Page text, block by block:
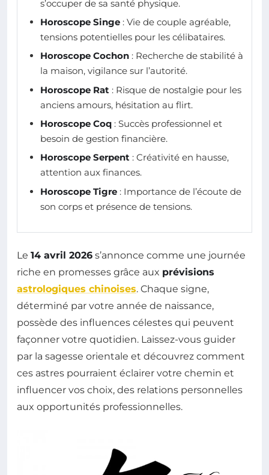
s’occuper de sa santé physique.
Horoscope Singe : Vie de couple agréable,
tensions potentielles pour les célibataires.
Horoscope Cochon : Recherche de stabilité à
la maison, vigilance sur l’autorité.
Horoscope Rat : Risque de nostalgie pour les
anciens amours, hésitation au flirt.
Horoscope Coq : Succès professionnel et
besoin de gestion financière.
Horoscope Serpent : Créativité en hausse,
attention aux finances.
Horoscope Tigre : Importance de l’écoute de
son corps et présence de tensions.
Le 14 avril 2026 s’annonce comme une journée
riche en promesses grâce aux prévisions
astrologiques chinoises. Chaque signe,
déterminé par votre année de naissance,
possède des influences célestes qui peuvent
façonner votre quotidien. Laissez-vous guider
par la sagesse orientale et découvrez comment
ces astres pourraient éclairer votre chemin et
influencer vos choix, des relations personnelles
aux opportunités professionnelles.